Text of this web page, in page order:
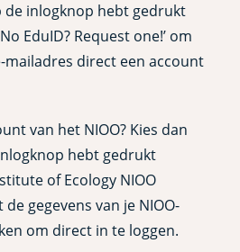
de inlogknop hebt gedrukt
EduID? Request one!’ om
mailadres direct een account
van het NIOO? Kies dan
hebt gedrukt
of Ecology NIOO
de gegevens van je NIOO-
om direct in te loggen.